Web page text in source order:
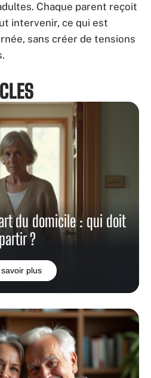
Chaque parent reçoit
intervenir, ce qui est
sans créer de tensions
du domicile : qui doit
?
savoir plus